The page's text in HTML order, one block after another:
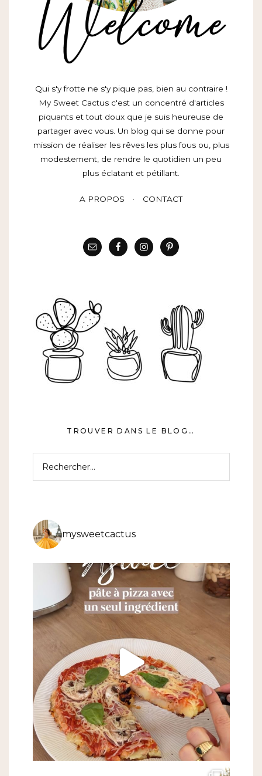
Qui s'y frotte ne s'y pique pas, bien au contraire !
My Sweet Cactus c'est un concentré d'articles
piquants et tout doux que je suis heureuse de
partager avec vous. Un blog qui se donne pour
mission de réaliser les rêves les plus fous ou, plus
modestement, de rendre le quotidien un peu
plus éclatant et pétillant.
A PROPOS CONTACT
TROUVER DANS LE BLOG…
mysweetcactus